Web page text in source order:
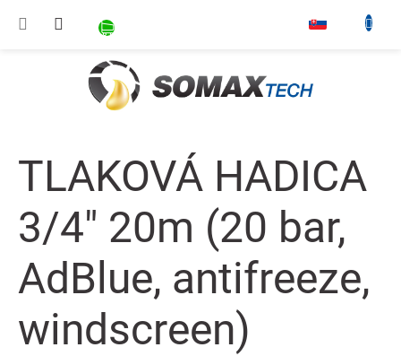
NÁKUPNÝ KOŠÍK
TLAKOVÁ HADICA
3/4" 20m (20 bar,
AdBlue, antifreeze,
windscreen)